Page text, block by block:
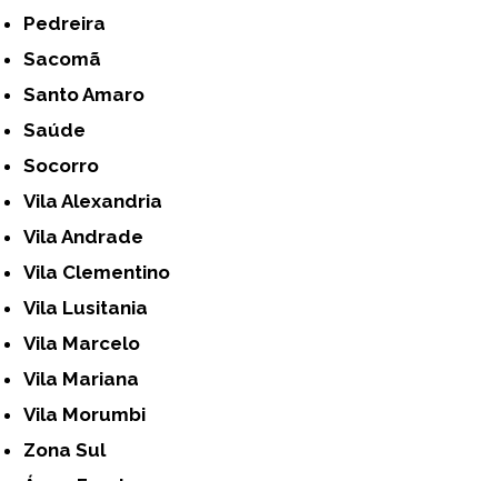
Pedreira
Sacomã
Santo Amaro
Saúde
Socorro
Vila Alexandria
Vila Andrade
Vila Clementino
Vila Lusitania
Vila Marcelo
Vila Mariana
Vila Morumbi
Zona Sul